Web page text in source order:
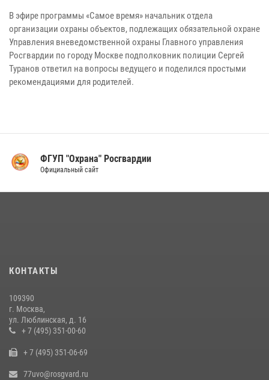
В эфире программы «Самое время» начальник отдела
организации охраны объектов, подлежащих обязательной охране
Управления вневедомственной охраны Главного управления
Росгвардии по городу Москве подполковник полиции Сергей
Туранов ответил на вопросы ведущего и поделился простыми
рекомендациями для родителей.
ФГУП "Охрана" Росгвардии
Официальный сайт
КОНТАКТЫ
109390
г. Москва,
ул. Люблинская, д. 16
+ 7 (495) 351-00-60
+ 7 (495) 351-06-69
77uvo@rosgvard.ru